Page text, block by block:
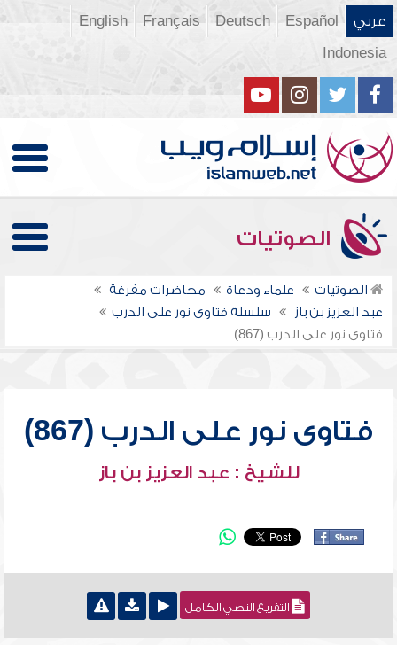
عربي Español
Deutsch
Français
English
Indonesia
الصوتيات
الصوتيات علماء ودعاة
محاضرات مفرغة
عبد العزيز بن باز
سلسلة فتاوى نور على الدرب
فتاوى نور على الدرب (867)
فتاوى نور على الدرب (867)
للشيخ : عبد العزيز بن باز
التفريغ النصي الكامل